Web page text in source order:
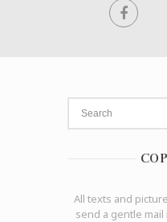
All texts and
send a gentle